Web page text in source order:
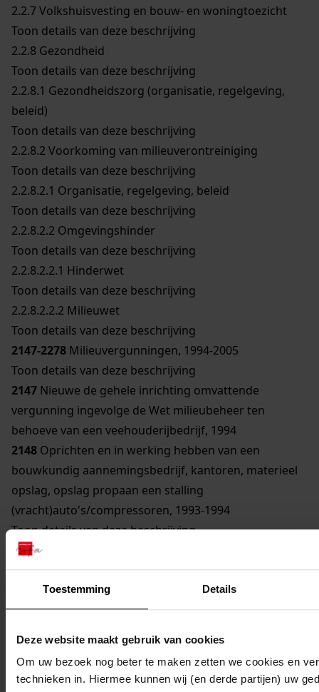
Toestemming Details
Deze website maakt gebruik van cookies
Om uw bezoek nog beter te maken zetten we cookies en
technieken in. Hiermee kunnen wij (en derde partijen) uw
2.2.7Volkshuisvesting en bouw- en woningtoezicht
Toon details van deze beschrijving
2.2.8 Gezondheid
Toon details van deze beschrijving
2.2.8.1 Gezondheidszorg (organisatie, regelgeving,
beleid)
Toon details van deze beschrijving
2.2.8.2 Voorkoming van milieuverontreiniging
Toon details van deze beschrijving
2.2.8.2.1 Organisatie, regelgeving, beleid
Toon details van deze beschrijving
2.2.8.2.2 Omgevingshinder
Toon details van deze beschrijving
2.2.8.2.2.1 Hinderwet
Toon details van deze beschrijving
2.2.8.2.2.2 Milieuwet
Toon details van deze beschrijving
2147-2278 Milieuvergunningen, 1994-2005
Toon details van deze beschrijving
2147 Nieuwe de gehele inrichting omvattende
vergunning ingevolge de Wet milieubeheer ten
behoeve van een veehouderijbedrijf, 1994
2148 Oprichten en in werking hebben van een
bouwkundig aannemingsbedrijf, kantoren, materieel
opslag, opslag propaan een stalling
(vracht)auto's/compressoren, 1993-1994
Toon details van deze beschrijving
2149Oprichten en in werking hebben van een
bouwkundig aannemingsbedrijf, kantoren, materieel
opslag, opslag propaan en stalling
(vracht)auto's/compressoren e.d., 1993-1994
Oprichten en in werking hebben van
akkerbouwbedrijf en veehouderijbedrijf, 1995